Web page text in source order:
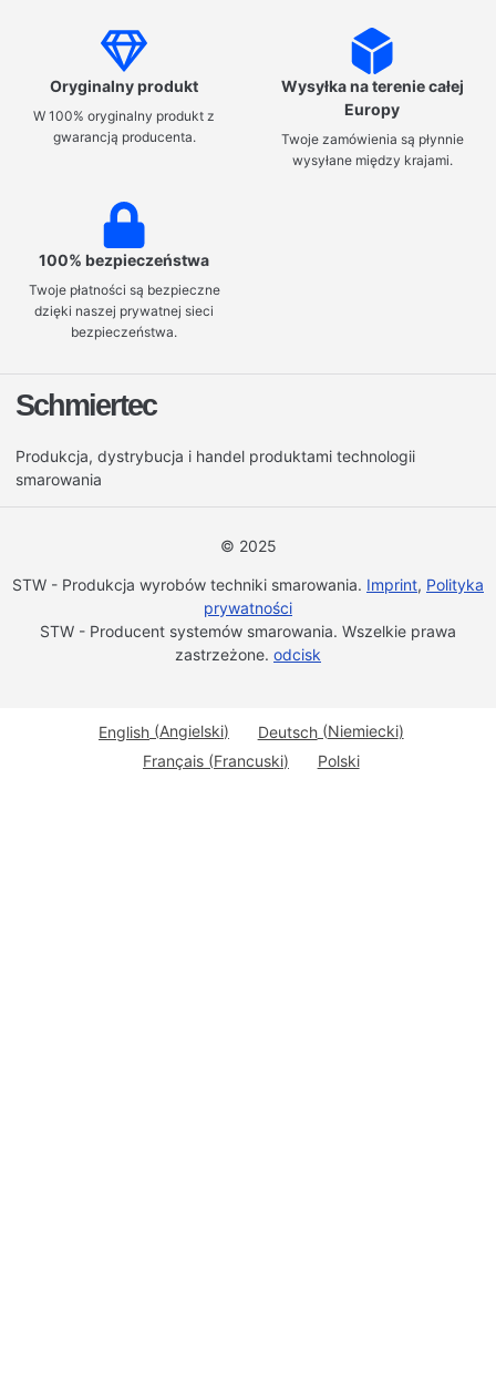
Oryginalny produkt
W 100% oryginalny produkt z
gwarancją producenta.
Wysyłka na terenie całej
Europy
Twoje zamówienia są płynnie
wysyłane między krajami.
100% bezpieczeństwa
Twoje płatności są bezpieczne
dzięki naszej prywatnej sieci
bezpieczeństwa.
Schmiertec
Produkcja, dystrybucja i handel produktami technologii
smarowania
© 2025
STW - Produkcja wyrobów techniki smarowania. Imprint, Polityka
prywatności
STW - Producent systemów smarowania. Wszelkie prawa
zastrzeżone. odcisk
English (Angielski) Deutsch(Niemiecki)
Français (Francuski) Polski